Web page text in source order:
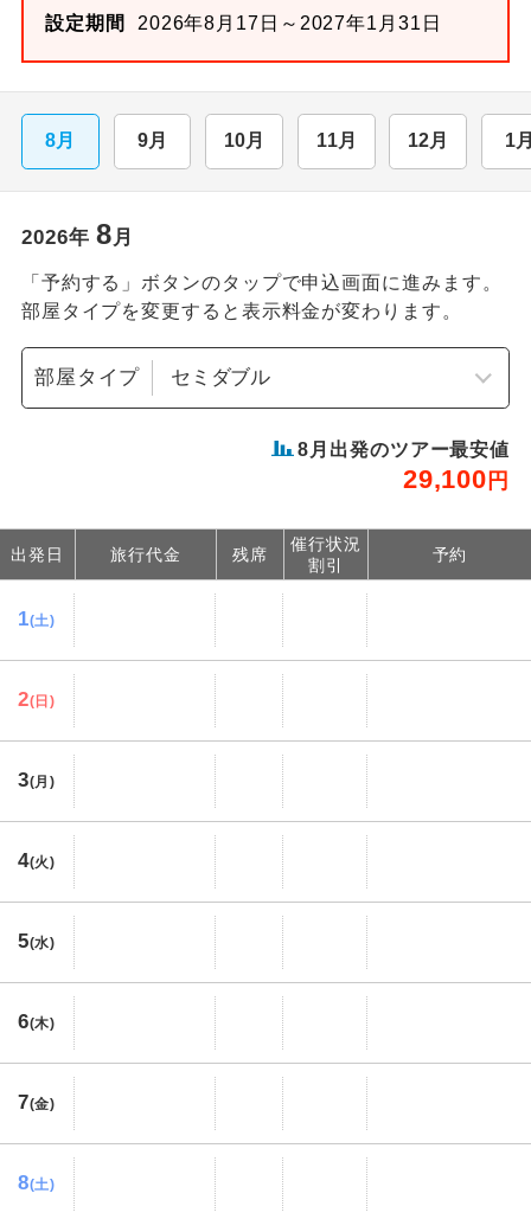
設定期間
2026年8月17日～2027年1月31日
8月 9月 10月 11月 12月 1
2026年 8月
「予約する」ボタンのタップで申込画面に進みます。
部屋タイプを変更すると表示料金が変わります。
部屋タイプ
8 月出発のツアー最安値
29,100 円
出発日 旅行代金 残席
催行状況
割引
予約
1(土)
2(日)
3(月)
4(火)
5(水)
6(木)
7(金)
8(土)